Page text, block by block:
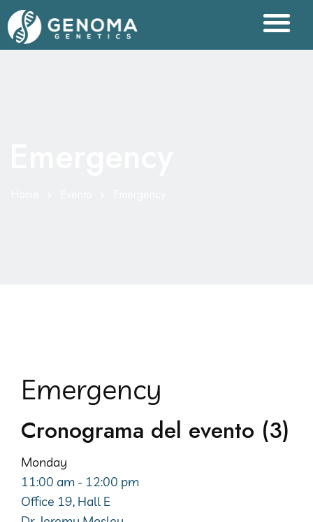
Emergency
Cronograma del evento (3)
Monday
11:00 am - 12:00 pm
Office 19, Hall E